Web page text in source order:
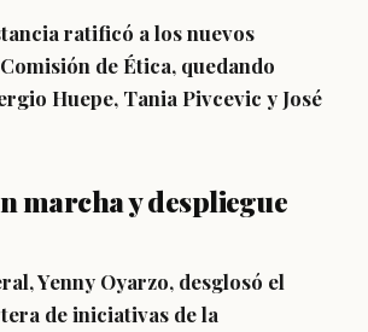
ratificó a los nuevos
Comisión de Ética, quedando
Huepe, Tania Pivcevic y José
marcha y despliegue
Yenny Oyarzo, desglosó el
de iniciativas de la